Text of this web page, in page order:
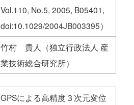
Vol.110, No.5, 2005, B05401,
doi:10.1029/2004JB003395）
竹村 貴人（独立行政法人 産
業技術総合研究所）
GPSによる高精度３次元変位